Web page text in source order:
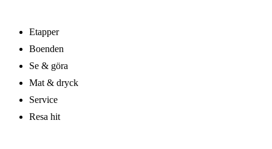
Etapper
Boenden
Se & göra
Mat & dryck
Service
Resa hit